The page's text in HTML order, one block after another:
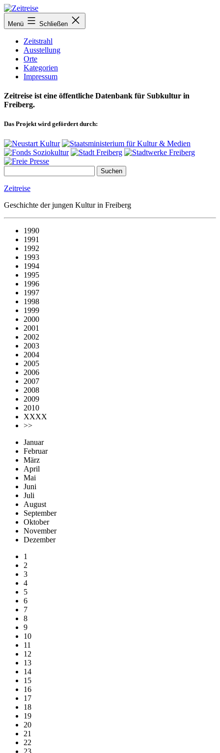
Zum
Inhalt
springen
Menü Schließen
Zeitstrahl
Ausstellung
Orte
Kategorien
Impressum
Zeitreise ist eine öffentliche Datenbank für Subkultur in
Freiberg.
Das Projekt wird gefördert durch:
Zeitreise
Geschichte der jungen Kultur in Freiberg
1990
1991
1992
1993
1994
1995
1996
1997
1998
1999
2000
2001
2002
2003
2004
2005
2006
2007
2008
2009
2010
XXXX
>>
Januar
Februar
März
April
Mai
Juni
Juli
August
September
Oktober
November
Dezember
1
2
3
4
5
6
7
8
9
10
11
12
13
14
15
16
17
18
19
20
21
22
23